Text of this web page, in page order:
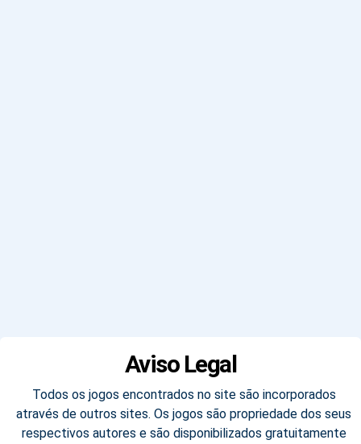
Aviso Legal
Todos os jogos encontrados no site são incorporados
através de outros sites. Os jogos são propriedade dos seus
respectivos autores e são disponibilizados gratuitamente